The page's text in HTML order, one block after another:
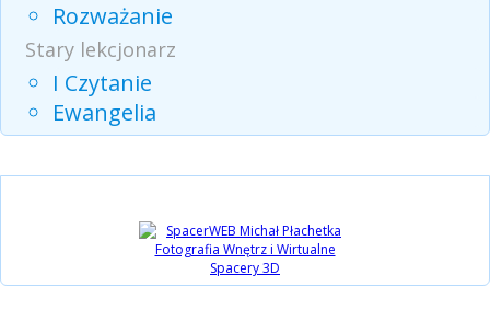
Rozważanie
Stary lekcjonarz
I Czytanie
Ewangelia